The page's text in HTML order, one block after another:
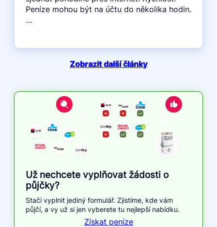
Peníze mohou být na účtu do několika hodin.
…
Zobrazit další články
Už nechcete vyplňovat žádosti o
půjčky?
Stačí vyplnit jediný formulář. Zjistíme, kde vám
půjčí, a vy už si jen vyberete tu nejlepší nabídku.
Získat peníze